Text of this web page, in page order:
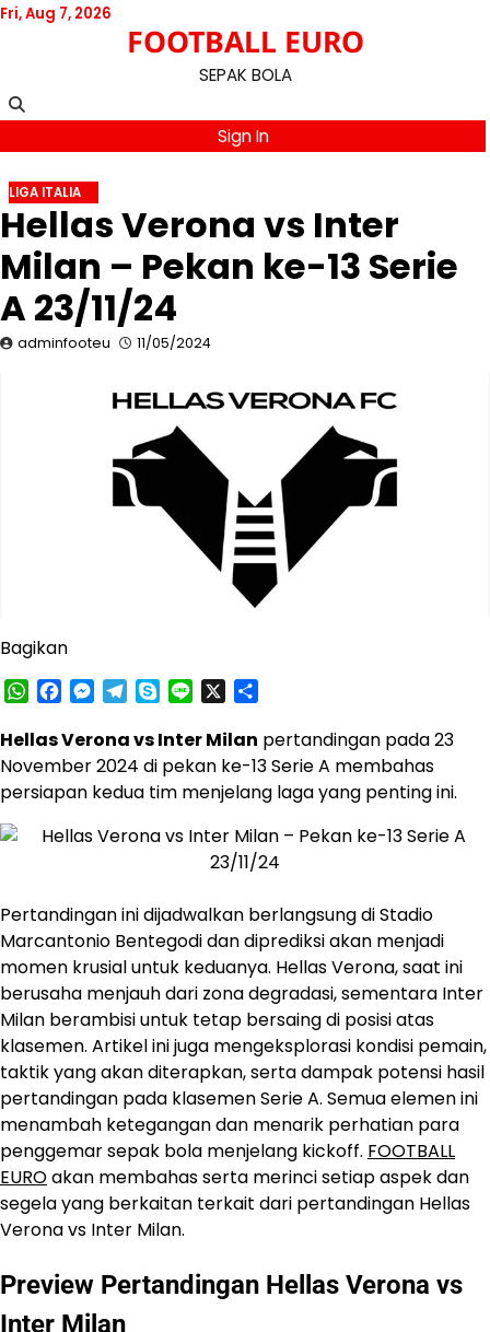
Skip
Fri, Aug 7, 2026
FOOTBALL EURO
SEPAK BOLA
Sign In
LIGA ITALIA
Hellas Verona vs Inter
Milan – Pekan ke-13 Serie
A 23/11/24
adminfooteu 11/05/2024
Bagikan
WhatsApp
Facebook
Messenger
Telegram
SkypeLine
Hellas Verona vs Inter Milan pertandingan pada 23
November 2024 di pekan ke-13 Serie A membahas
persiapan kedua tim menjelang laga yang penting ini. ​
Pertandingan ini dijadwalkan berlangsung di Stadio
Marcantonio Bentegodi dan diprediksi akan menjadi
momen krusial untuk keduanya.​ Hellas Verona, saat ini
berusaha menjauh dari zona degradasi, sementara Inter
Milan berambisi untuk tetap bersaing di posisi atas
klasemen. Artikel ini juga mengeksplorasi kondisi pemain,
taktik yang akan diterapkan, serta dampak potensi hasil
pertandingan pada klasemen Serie A. Semua elemen ini
menambah ketegangan dan menarik perhatian para
penggemar sepak bola menjelang kickoff. FOOTBALL
EUROakan membahas serta merinci setiap aspek dan
segela yang berkaitan terkait dari pertandingan Hellas
Verona vs Inter Milan.
Preview Pertandingan Hellas Verona vs
Inter Milan